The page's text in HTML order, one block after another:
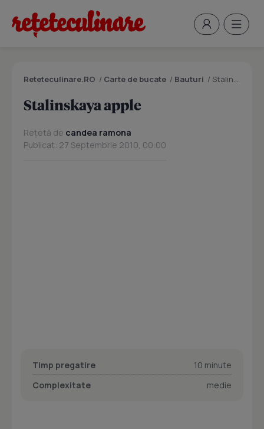
Reteteculinare.RO / Carte de bucate / Bauturi / Stalinskaya apple
Stalinskaya apple
Rețetă de candea ramona
Publicat: 27 Septembrie 2010, 00:00
Timp pregatire
10 minute
Complexitate
medie